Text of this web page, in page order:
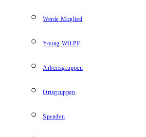
Werde Mitglied
Young WILPF
Arbeitsgruppen
Ortsgruppen
Spenden